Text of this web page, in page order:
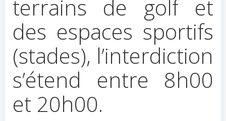
terrains de golf et
des espaces sportifs
(stades), l’interdiction
s’étend entre 8h00
et 20h00.